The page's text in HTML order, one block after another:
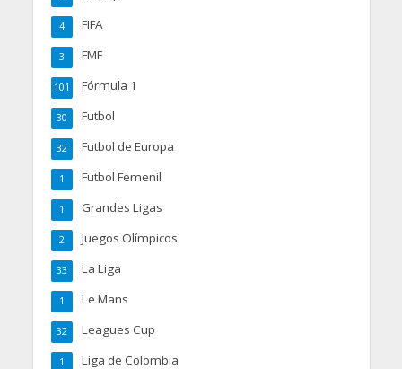
FIFA
4
FMF
3
Fórmula 1
101
Futbol
30
Futbol de Europa
32
Futbol Femenil
1
Grandes Ligas
1
Juegos Olímpicos
2
La Liga
33
Le Mans
1
Leagues Cup
32
Liga de Colombia
1